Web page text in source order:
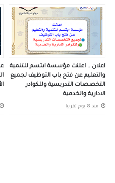
اعلان .. اعلنت مؤسسة ابتسم للتنمية
والتعليم عن فتح باب التوظيف لجميع
التخصصات التدريسية وللكوادر
الادارية والخدمية
منذ 8 يوم تقريبا